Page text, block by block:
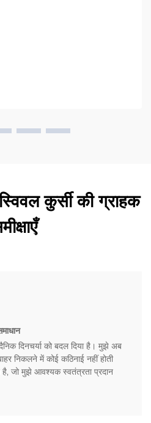
करते हैं। ये...
कुर्सी की ग्राहक
दिनचर्या को बदल दिया है। मुझे अब
निकलने में कोई कठिनाई नहीं होती
जो मुझे आवश्यक स्वतंत्रता प्रदान